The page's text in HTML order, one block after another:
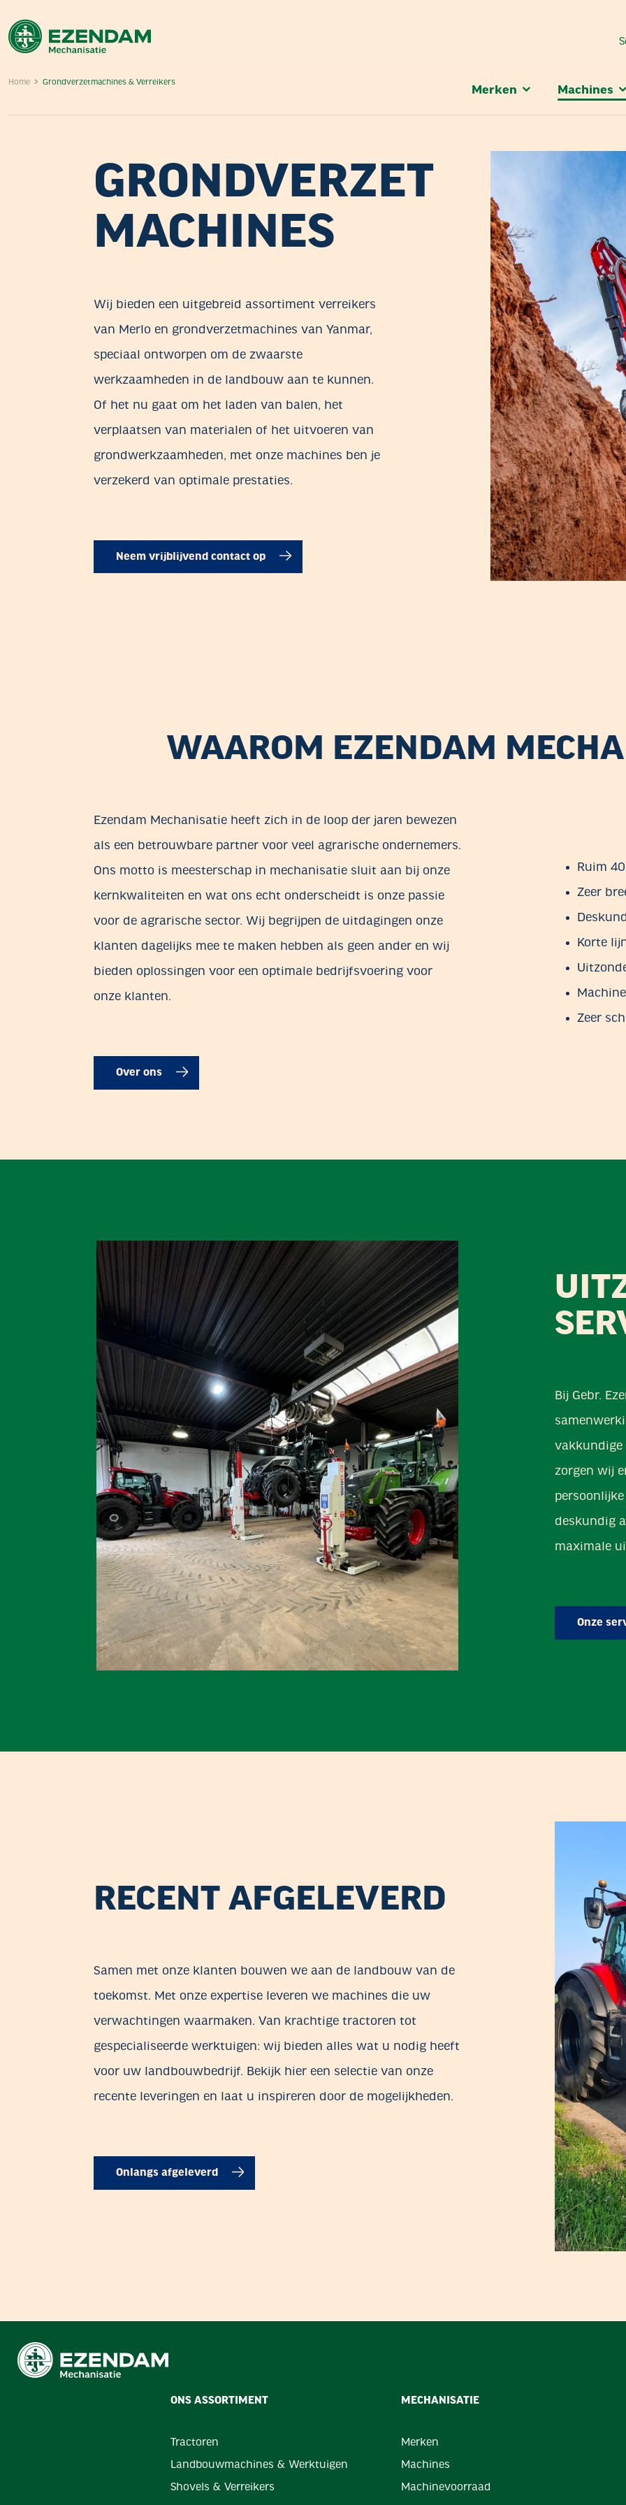
Merken Machines
Home Grondverzetmachines & Verreikers
GRONDVERZET
MACHINES
Wij bieden een uitgebreid assortiment verreikers
van Merlo en grondverzetmachines van Yanmar,
speciaal ontworpen om de zwaarste
werkzaamheden in de landbouw aan te kunnen.
Of het nu gaat om het laden van balen, het
verplaatsen van materialen of het uitvoeren van
grondwerkzaamheden, met onze machines ben je
verzekerd van optimale prestaties.
Neem vrijblijvend contact op
WAAROM EZENDAM
Ezendam Mechanisatie heeft zich in de loop der jaren bewezen
als een betrouwbare partner voor veel agrarische ondernemers.
Ons motto is meesterschap in mechanisatie sluit aan bij onze
kernkwaliteiten en wat ons echt onderscheidt is onze passie
voor de agrarische sector. Wij begrijpen de uitdagingen onze
klanten dagelijks mee te maken hebben als geen ander en wij
bieden oplossingen voor een optimale bedrijfsvoering voor
onze klanten.
Over ons
Ruim
Zeer
Korte
Zeer
Bij Gebr.
vakkundige
zorgen wij
deskundig
maximale
Onze
RECENT AFGELEVERD
Samen met onze klanten bouwen we aan de landbouw van de
toekomst. Met onze expertise leveren we machines die uw
verwachtingen waarmaken. Van krachtige tractoren tot
gespecialiseerde werktuigen: wij bieden alles wat u nodig heeft
voor uw landbouwbedrijf. Bekijk hier een selectie van onze
recente leveringen en laat u inspireren door de mogelijkheden.
Onlangs afgeleverd
ONS ASSORTIMENT
Tractoren
Landbouwmachines & Werktuigen
Shovels & Verreikers
MECHANISATIE
Merken
Machines
Machinevoorraad